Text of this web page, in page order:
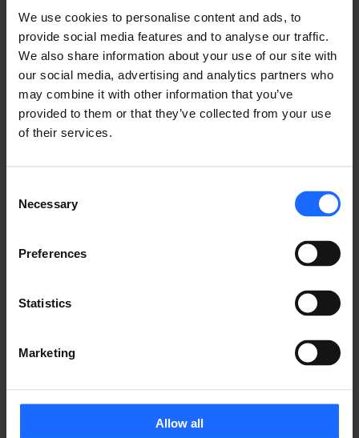
We use cookies to personalise content and ads, to
provide social media features and to analyse our traffic.
We also share information about your use of our site with
our social media, advertising and analytics partners who
may combine it with other information that you’ve
provided to them or that they’ve collected from your use
of their services.
Selection
Necessary
Preferences
Statistics
Marketing
Allow all
対応製品すべての製品を見る
​対応アクセサリ